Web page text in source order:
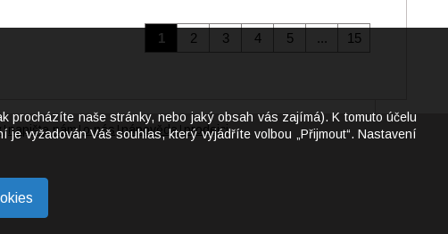
1 2 3 4 5 ... 15
| napište nám |o nás |nápověda|prodejci
procházíte naše stránky, nebo jaký obsah vás zajímá). K tomuto účelu
vyžadován Váš souhlas, který vyjádříte volbou „Přijmout“. Nastavení